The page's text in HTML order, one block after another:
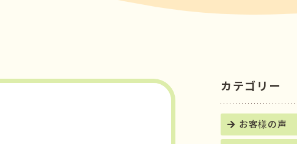
カテゴリー
お客様の声